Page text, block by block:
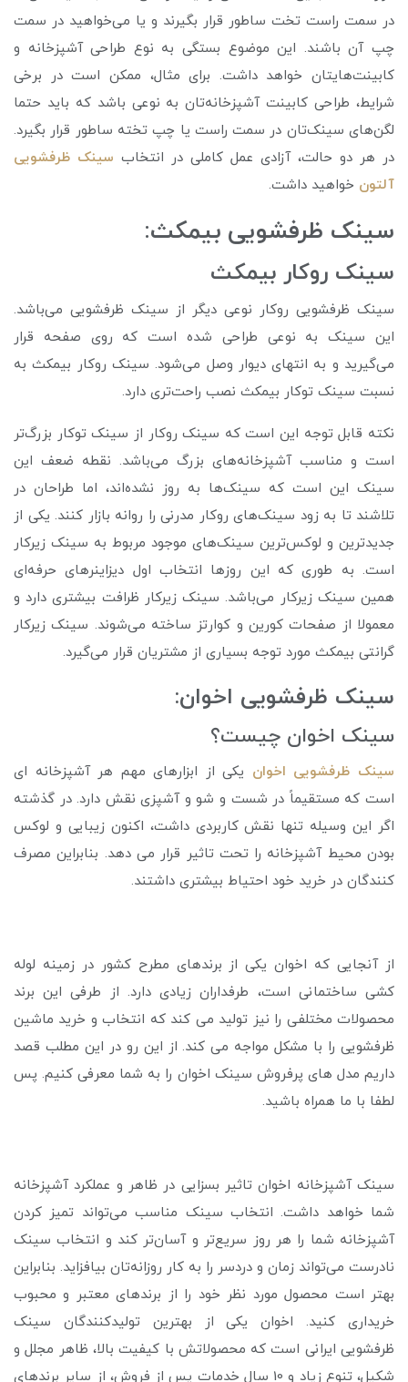
در سمت راست تخت ساطور قرار بگیرند و یا می‌خواهید در سمت
چپ آن باشند. این موضوع بستگی به نوع طراحی آشپزخانه و
کابینت‌هایتان خواهد داشت. برای مثال، ممکن است در برخی
شرایط، طراحی کابینت آشپزخانه‌تان به نوعی باشد که باید حتما
لگن‌های سینک‌تان در سمت راست یا چپ تخته ساطور قرار بگیرد.
در هر دو حالت، آزادی عمل کاملی در انتخاب سینک‌ ظرفشویی
آلتون خواهید داشت.
سینک ظرفشویی بیمکث:
سینک روکار بیمکث
سینک ظرفشویی روکار نوعی دیگر از سینک ظرفشویی می‌باشد.
این سینک به نوعی طراحی شده است که روی صفحه قرار
می‌گیرید و به انتهای دیوار وصل می‌شود. سینک روکار بیمکث به
نسبت سینک توکار بیمکث نصب راحت‌تری دارد.
نکته قابل توجه این است که سینک روکار از سینک توکار بزرگ‌تر
است و مناسب آشپزخانه‌های بزرگ می‌باشد. نقطه ضعف این
سینک این است که سینک‌ها به روز نشده‌اند، اما طراحان در
تلاشند تا به زود سینک‌های روکار مدرنی را روانه بازار کنند. یکی از
جدیدترین و لوکس‌ترین سینک‌های موجود مربوط به سینک زیرکار
است. به طوری که این روزها انتخاب اول دیزاینرهای حرفه‌ای
همین سینک زیرکار می‌باشد. سینک زیرکار ظرافت بیشتری دارد و
معمولا از صفحات کورین و کوارتز ساخته می‌شوند. سینک زیرکار
گرانتی بیمکث مورد توجه بسیاری از مشتریان قرار می‌گیرد.
سینک ظرفشویی اخوان:
سینک اخوان چیست؟
سینک ظرفشویی اخوان یکی از ابزارهای مهم هر آشپزخانه ای
است که مستقیماً در شست و شو و آشپزی نقش دارد. در گذشته
اگر این وسیله تنها نقش کاربردی داشت، اکنون زیبایی و لوکس
بودن محیط آشپزخانه را تحت تاثیر قرار می دهد. بنابراین مصرف
کنندگان در خرید خود احتیاط بیشتری داشتند.
از آنجایی که اخوان یکی از برندهای مطرح کشور در زمینه لوله
کشی ساختمانی است، طرفداران زیادی دارد. از طرفی این برند
محصولات مختلفی را نیز تولید می کند که انتخاب و خرید ماشین
ظرفشویی را با مشکل مواجه می کند. از این رو در این مطلب قصد
داریم مدل های پرفروش سینک اخوان را به شما معرفی کنیم. پس
لطفا با ما همراه باشید.
سینک آشپزخانه اخوان تاثیر بسزایی در ظاهر و عملکرد آشپزخانه
شما خواهد داشت. انتخاب سینک مناسب می‌تواند تمیز کردن
آشپزخانه شما را هر روز سریع‌تر و آسان‌تر کند و انتخاب سینک
نادرست می‌تواند زمان و دردسر را به کار روزانه‌تان بیافزاید. بنابراین
بهتر است محصول مورد نظر خود را از برندهای معتبر و محبوب
خریداری کنید. اخوان یکی از بهترین تولیدکنندگان سینک
ظرفشویی ایرانی است که محصولاتش با کیفیت بالا، ظاهر مجلل و
شکیل، تنوع زیاد و 10 سال خدمات پس از فروش، از سایر برندهای